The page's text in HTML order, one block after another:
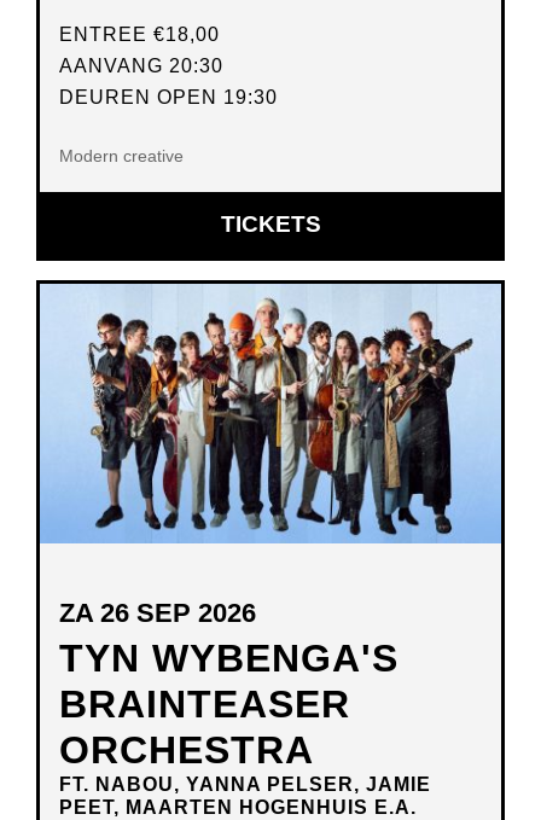
ENTREE €18,00
AANVANG 20:30
DEUREN OPEN 19:30
Modern creative
TICKETSOPENT
IN
VENSTER
TYN WYBENGA'S
BRAINTEASER
ORCHESTRA
FT. NABOU, YANNA PELSER, JAMIE
PEET, MAARTEN HOGENHUIS E.A.
ZA 26 SEP 2026